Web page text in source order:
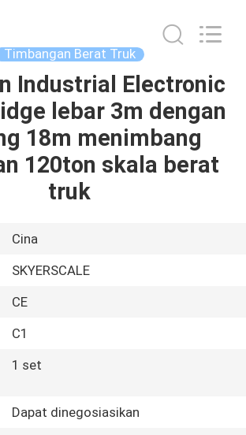
Timbangan Berat Truk
Industrial Electronic
lebar 3m dengan
18m menimbang
120ton skala berat
truk
Cina
SKYERSCALE
CE
C1
1 set
Dapat dinegosiasikan